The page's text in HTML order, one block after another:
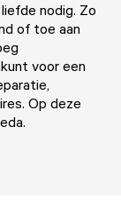
nodig. Zo
of toe aan
voor een
Op deze